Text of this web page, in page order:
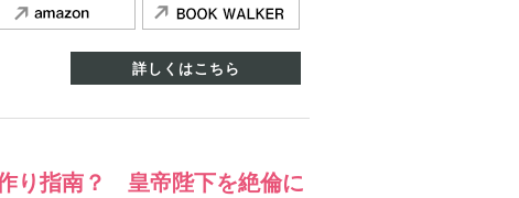
詳しくはこちら
り指南？ 皇帝陛下を絶倫に